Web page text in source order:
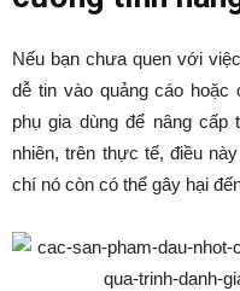
Nếu bạn chưa quen với
dễ tin vào quảng cáo
phụ gia dùng để nâng
nhiên, trên thực tế, điều
chí nó còn có thể gây hại